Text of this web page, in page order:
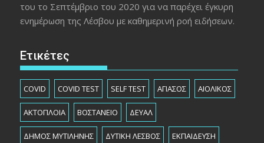
του το Σεπτέμβριο του 2020 για να παρέχει έγκυρη
ενημέρωση της Λέσβου με καθημερινή ροή ειδήσεων.
Ετικέτες
COVID COVID TEST SELF TEST ΑΓΙΑΣΟΣ ΑΙΟΛΙΚΟΣ
ΑΚΤΟΠΛΟΙΑ ΒΟΣΤΑΝΕΙΟ ΔΕΥΑΛ
ΔΗΜΟΣ ΜΥΤΙΛΗΝΗΣ ΔΥΤΙΚΗ ΛΕΣΒΟΣ ΕΚΠΑΙΔΕΥΣΗ